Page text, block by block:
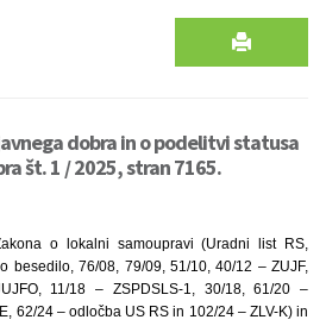
dobra in o podelitvi statusa
št. 1 / 2025, stran 7165.
o lokalni samoupravi (Uradni list RS,
besedilo, 76/08, 79/09, 51/10, 40/12 – ZUJF,
11/18 – ZSPDSLS-1, 30/18, 61/20 –
62/24 – odločba US RS in 102/24 – ZLV-K) in